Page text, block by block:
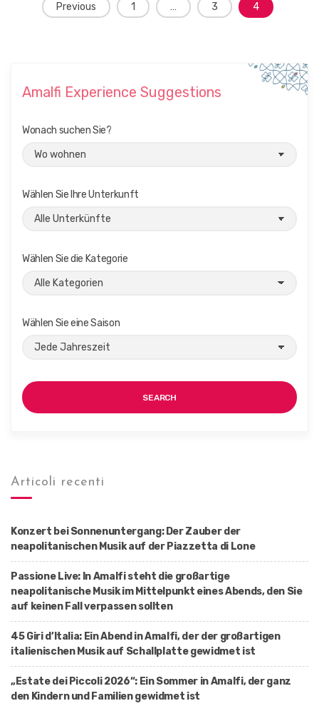
Previous 1 … 3 4
Amalfi Experience Suggestions
Wonach suchen Sie?
Wählen Sie Ihre Unterkunft
Wählen Sie die Kategorie
Wählen Sie eine Saison
SEARCH
Articoli recenti
Konzert bei Sonnenuntergang: Der Zauber der
neapolitanischen Musik auf der Piazzetta di Lone
Passione Live: In Amalfi steht die großartige
neapolitanische Musik im Mittelpunkt eines Abends, den Sie
auf keinen Fall verpassen sollten
45 Giri d’Italia: Ein Abend in Amalfi, der der großartigen
italienischen Musik auf Schallplatte gewidmet ist
„Estate dei Piccoli 2026“: Ein Sommer in Amalfi, der ganz
den Kindern und Familien gewidmet ist